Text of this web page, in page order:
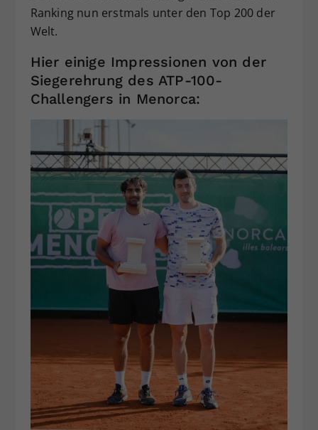
Ranking nun erstmals unter den Top 200 der
Welt.
Hier einige Impressionen von der
Siegerehrung des ATP-100-
Challengers in Menorca: